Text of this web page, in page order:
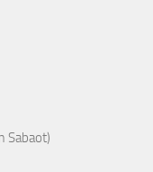
Sabaot)